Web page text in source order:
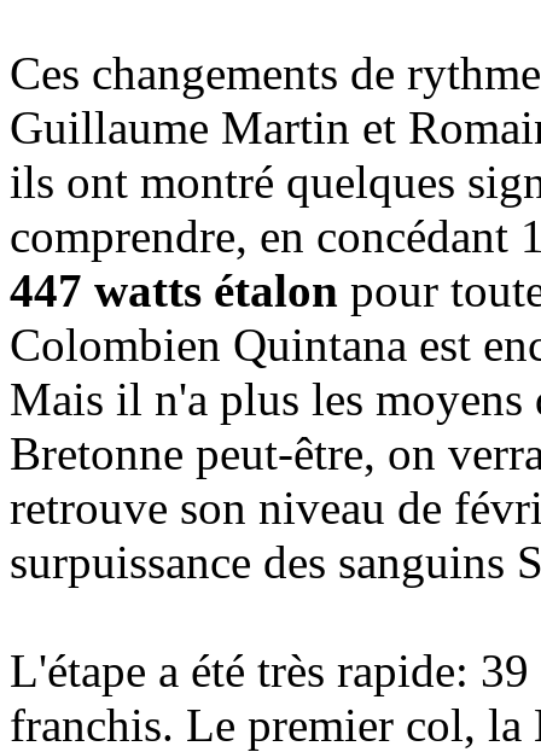
Ces changements de
Guillaume Martin et
ils ont montré quelques
comprendre, en concédant
447 watts étalon pour
Colombien Quintana est
Mais il n'a plus les moyens
Bretonne peut-être, on
retrouve son niveau de
surpuissance des sanguins
L'étape a été très rapide:
franchis. Le premier col, la